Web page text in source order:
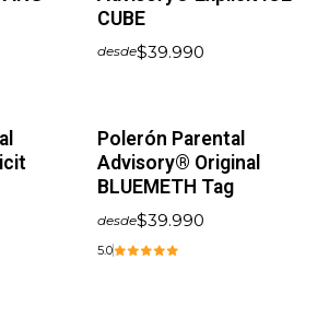
CUBE
desde$39.990
Polerón Parental
Advisory® Original
BLUEMETH Tag
desde$39.990
5.0